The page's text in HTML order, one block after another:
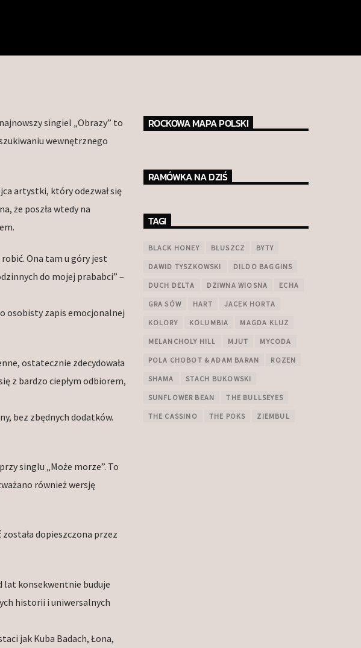
singiel „Obrazy” to
wewnętrznego
artystki, który odezwał się
że poszła wtedy na
Ona tam u góry jest
do mojej prababci” –
osobisty zapis emocjonalnej
ostatecznie zdecydowała
z bardzo ciepłym odbiorem,
bez zbędnych dodatków.
singlu „Może morze”. To
również wersję
dopieszczona przez
konsekwentnie buduje
historii i uniwersalnych
jak Kuba Badach, Łona,
ROCKOWA MAPA POLSKI
RAMÓWKA NA DZIŚ
TAGI
BLACK HONEY BLUSZCZ BYTY
DAWID TYSZKOWSKI DILDO BAGGINS
DUCH DELTA DZIWNA WIOSNA ECHA
GRA SÓW HART JACEK HORTA
KOLORY KOLUMBIA MAGDA KLUZ
MELANCHOLY HILL MJUT MYCODA
POLA CHOBOT & ADAM BARAN ROZEN
SHAMA STACH BUKOWSKI
SUNFLOWER BEAN THE BULLSEYES
THE CASSINO THE POKS ZIEMBUL